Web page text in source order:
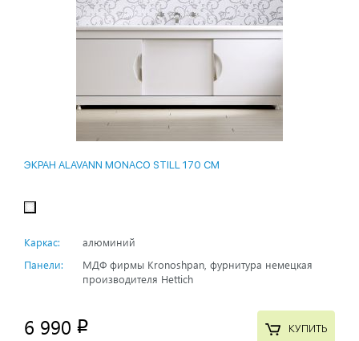
ЭКРАН ALAVANN MONACO STILL 170 СМ
Каркас:
алюминий
Панели:
МДФ фирмы Kronoshpan, фурнитура немецкая
производителя Hettich
6 990 p КУПИТЬ